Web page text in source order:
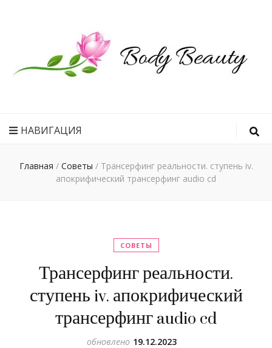
идеального
тела
НАВИГАЦИЯ
Главная / Советы / Трансерфинг реальности. ступень iv.
апокрифический трансерфинг audio cd
СОВЕТЫ
Трансерфинг реальности.
ступень iv. апокрифический
трансерфинг audio cd
обновлено 19.12.2023